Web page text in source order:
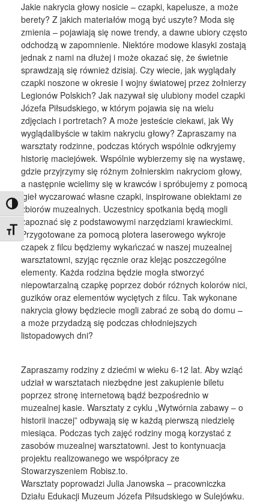
Toggle High Contrast
Toggle Font size
Jakie nakrycia głowy nosicie – czapki, kapelusze, a może
berety? Z jakich materiałów mogą być uszyte? Moda się
zmienia – pojawiają się nowe trendy, a dawne ubiory często
odchodzą w zapomnienie. Niektóre modowe klasyki zostają
jednak z nami na dłużej i może okazać się, że świetnie
sprawdzają się również dzisiaj. Czy wiecie, jak wyglądały
czapki noszone w okresie I wojny światowej przez żołnierzy
Legionów Polskich? Jak nazywał się ulubiony model czapki
Józefa Piłsudskiego, w którym pojawia się na wielu
zdjęciach i portretach? A może jesteście ciekawi, jak Wy
wyglądalibyście w takim nakryciu głowy? Zapraszamy na
warsztaty rodzinne, podczas których wspólnie odkryjemy
historię maciejówek. Wspólnie wybierzemy się na wystawę,
gdzie przyjrzymy się różnym żołnierskim nakryciom głowy,
a następnie wcielimy się w krawców i spróbujemy z pomocą
igieł wyczarować własne czapki, inspirowane obiektami ze
zbiorów muzealnych. Uczestnicy spotkania będą mogli
zapoznać się z podstawowymi narzędziami krawieckimi.
Przygotowane za pomocą plotera laserowego wykroje
czapek z filcu będziemy wykańczać w naszej muzealnej
warsztatowni, szyjąc ręcznie oraz klejąc poszczególne
elementy. Każda rodzina będzie mogła stworzyć
niepowtarzalną czapkę poprzez dobór różnych kolorów nici,
guzików oraz elementów wyciętych z filcu. Tak wykonane
nakrycia głowy będziecie mogli zabrać ze sobą do domu –
a może przydadzą się podczas chłodniejszych
listopadowych dni?
Zapraszamy rodziny z dziećmi w wieku 6-12 lat. Aby wziąć
udział w warsztatach niezbędne jest zakupienie biletu
poprzez stronę internetową bądź bezpośrednio w
muzealnej kasie. Warsztaty z cyklu „Wytwórnia zabawy – o
historii inaczej” odbywają się w każdą pierwszą niedzielę
miesiąca. Podczas tych zajęć rodziny mogą korzystać z
zasobów muzealnej warsztatowni. Jest to kontynuacja
projektu realizowanego we współpracy ze
Stowarzyszeniem Robisz.to.
Warsztaty poprowadzi Julia Janowska – pracowniczka
Działu Edukacji Muzeum Józefa Piłsudskiego w Sulejówku.